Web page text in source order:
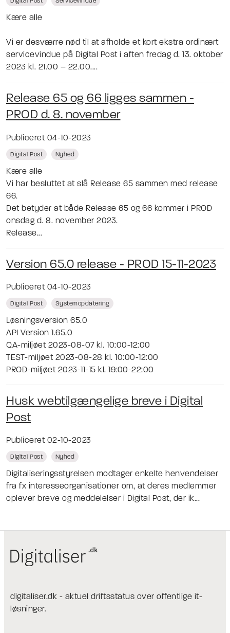
Kære alle
Vi er desværre nød til at afholde et kort ekstra ordinært
servicevindue på Digital Post i aften fredag d. 13. oktober
2023 kl. 21.00 – 22.00....
Release 65 og 66 ligges sammen -
PROD d. 8. november
Publiceret 04-10-2023
Digital Post Nyhed
Kære alle
Vi har besluttet at slå Release 65 sammen med release
66.
Det betyder at både Release 65 og 66 kommer i PROD
onsdag d. 8. november 2023.
Release...
Version 65.0 release - PROD 15-11-2023
Publiceret 04-10-2023
Digital Post Systemopdatering
Løsningsversion 65.0
API Version 1.65.0
QA-miljøet 2023-08-07 kl. 10:00-12:00
TEST-miljøet 2023-08-28 kl. 10:00-12:00
PROD-miljøet 2023-11-15 kl. 19:00-22:00
Husk webtilgængelige breve i Digital
Post
Publiceret 02-10-2023
Digital Post Nyhed
Digitaliseringsstyrelsen modtager enkelte henvendelser
fra fx interesseorganisationer om, at deres medlemmer
oplever breve og meddelelser i Digital Post, der ik...
digitaliser.dk - aktuel driftsstatus over offentlige it-
løsninger.